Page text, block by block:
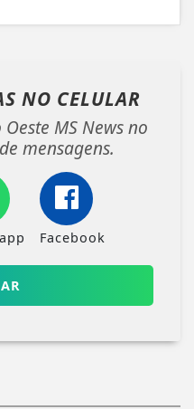
NO CELULAR
MS News no
mensagens.
Facebook